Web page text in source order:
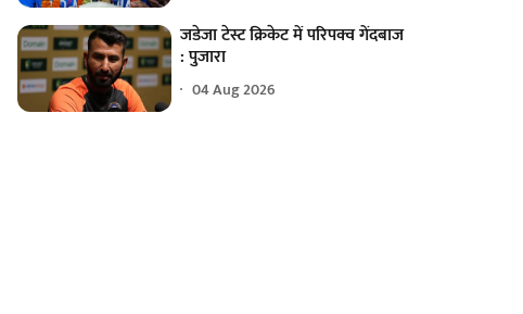
जडेजा टेस्ट क्रिकेट में परिपक्व गेंदबाज
: पुजारा
04 Aug 2026